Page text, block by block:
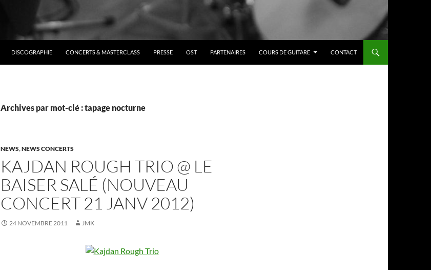
DISCOGRAPHIE CONCERTS & MASTERCLASS PRESSE OST PARTENAIRES COURS DE GUITARE CONTACT
Archives par mot-clé : tapage nocturne
NEWS,NEWS CONCERTS
KAJDAN ROUGH TRIO @ LE
BAISER SALÉ (NOUVEAU
CONCERT 21 JANV 2012)
24 NOVEMBRE 2011 JMK